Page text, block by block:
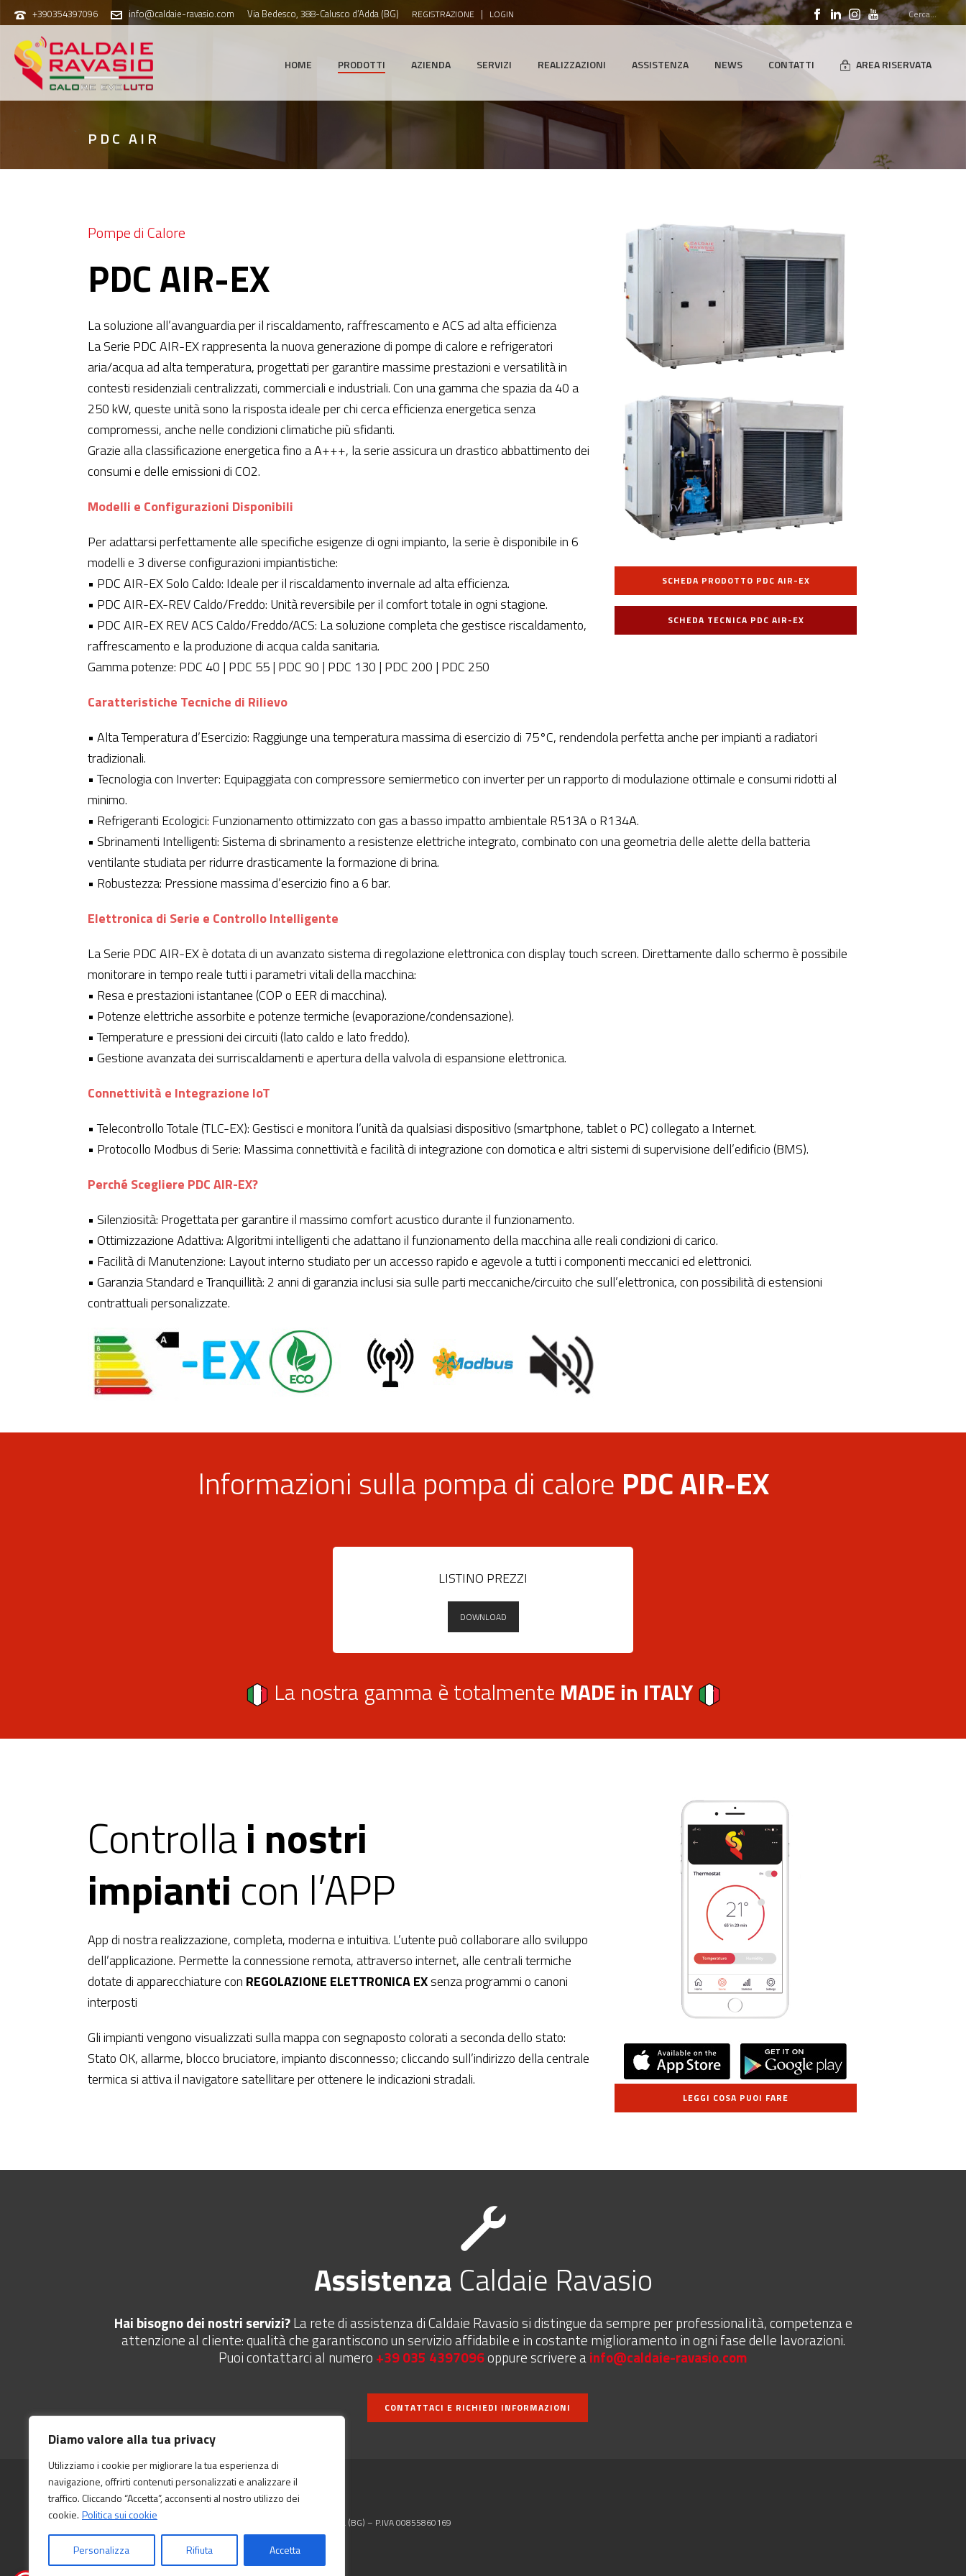
Diamo valore alla tua privacy
Utilizziamo i cookie per migliorare la tua esperienza di
navigazione, offrirti contenuti personalizzati e analizzare il
traffico. Cliccando “Accetta”, acconsenti al nostro utilizzo dei
cookie. Politica sui cookie
Personalizza Rifiuta Accetta
+390354397096 info@caldaie-ravasio.com Via Bedesco, 388-Calusco d’Adda (BG) REGISTRAZIONE | LOGIN
HOME PRODOTTI AZIENDA SERVIZI REALIZZAZIONI ASSISTENZA NEWS CONTATTI AREA RISERVATA
PDC AIR
Pompe di Calore
PDC AIR-EX
La soluzione all’avanguardia per il riscaldamento, raffrescamento e ACS ad alta efficienza
La Serie PDC AIR-EX rappresenta la nuova generazione di pompe di calore e refrigeratori
aria/acqua ad alta temperatura, progettati per garantire massime prestazioni e versatilità in
contesti residenziali centralizzati, commerciali e industriali. Con una gamma che spazia da 40 a
250 kW, queste unità sono la risposta ideale per chi cerca efficienza energetica senza
compromessi, anche nelle condizioni climatiche più sfidanti.
Grazie alla classificazione energetica fino a A+++, la serie assicura un drastico abbattimento dei
consumi e delle emissioni di CO2.
Modelli e Configurazioni Disponibili
Per adattarsi perfettamente alle specifiche esigenze di ogni impianto, la serie è disponibile in 6
modelli e 3 diverse configurazioni impiantistiche:
• PDC AIR-EX Solo Caldo: Ideale per il riscaldamento invernale ad alta efficienza.
• PDC AIR-EX-REV Caldo/Freddo: Unità reversibile per il comfort totale in ogni stagione.
• PDC AIR-EX REV ACS Caldo/Freddo/ACS: La soluzione completa che gestisce riscaldamento,
raffrescamento e la produzione di acqua calda sanitaria.
Gamma potenze: PDC 40 | PDC 55 | PDC 90 | PDC 130 | PDC 200 | PDC 250
SCHEDA PRODOTTO PDC AIR-EX
SCHEDA TECNICA PDC AIR-EX
Caratteristiche Tecniche di Rilievo
• Alta Temperatura d’Esercizio: Raggiunge una temperatura massima di esercizio di 75°C, rendendola perfetta anche per impianti a radiatori
tradizionali.
• Tecnologia con Inverter: Equipaggiata con compressore semiermetico con inverter per un rapporto di modulazione ottimale e consumi ridotti al
minimo.
• Refrigeranti Ecologici: Funzionamento ottimizzato con gas a basso impatto ambientale R513A o R134A.
• Sbrinamenti Intelligenti: Sistema di sbrinamento a resistenze elettriche integrato, combinato con una geometria delle alette della batteria
ventilante studiata per ridurre drasticamente la formazione di brina.
• Robustezza: Pressione massima d’esercizio fino a 6 bar.
Elettronica di Serie e Controllo Intelligente
La Serie PDC AIR-EX è dotata di un avanzato sistema di regolazione elettronica con display touch screen. Direttamente dallo schermo è possibile
monitorare in tempo reale tutti i parametri vitali della macchina:
• Resa e prestazioni istantanee (COP o EER di macchina).
• Potenze elettriche assorbite e potenze termiche (evaporazione/condensazione).
• Temperature e pressioni dei circuiti (lato caldo e lato freddo).
• Gestione avanzata dei surriscaldamenti e apertura della valvola di espansione elettronica.
Connettività e Integrazione IoT
• Telecontrollo Totale (TLC-EX): Gestisci e monitora l’unità da qualsiasi dispositivo (smartphone, tablet o PC) collegato a Internet.
• Protocollo Modbus di Serie: Massima connettività e facilità di integrazione con domotica e altri sistemi di supervisione dell’edificio (BMS).
Perché Scegliere PDC AIR-EX?
• Silenziosità: Progettata per garantire il massimo comfort acustico durante il funzionamento.
• Ottimizzazione Adattiva: Algoritmi intelligenti che adattano il funzionamento della macchina alle reali condizioni di carico.
• Facilità di Manutenzione: Layout interno studiato per un accesso rapido e agevole a tutti i componenti meccanici ed elettronici.
• Garanzia Standard e Tranquillità: 2 anni di garanzia inclusi sia sulle parti meccaniche/circuito che sull’elettronica, con possibilità di estensioni
contrattuali personalizzate.
Informazioni sulla pompa di calore PDC AIR-EX
LISTINO PREZZI
DOWNLOAD
La nostra gamma è totalmente MADE in ITALY
Controllai nostri
impianti con l’APP
App di nostra realizzazione, completa, moderna e intuitiva. L’utente può collaborare allo sviluppo
dell’applicazione. Permette la connessione remota, attraverso internet, alle centrali termiche
dotate di apparecchiature con REGOLAZIONE ELETTRONICA EXsenza programmi o canoni
interposti
Gli impianti vengono visualizzati sulla mappa con segnaposto colorati a seconda dello stato:
Stato OK, allarme, blocco bruciatore, impianto disconnesso; cliccando sull’indirizzo della centrale
termica si attiva il navigatore satellitare per ottenere le indicazioni stradali.
LEGGI COSA PUOI FARE
Assistenza Caldaie Ravasio
Hai bisogno dei nostri servizi?La rete di assistenza di Caldaie Ravasio si distingue da sempre per professionalità, competenza e
attenzione al cliente: qualità che garantiscono un servizio affidabile e in costante miglioramento in ogni fase delle lavorazioni.
Puoi contattarci al numero +39 035 4397096oppure scrivere ainfo@caldaie-ravasio.com
CONTATTACI E RICHIEDI INFORMAZIONI
© 2026 Caldaie Ravasio S.r.l. – Via Bedesco, 388 24033 Calusco d’Adda (BG) – P.IVA 00855860169
RIVEDI IL CONSENSO DEI COOKIE
powered byandreawebdesigner.com